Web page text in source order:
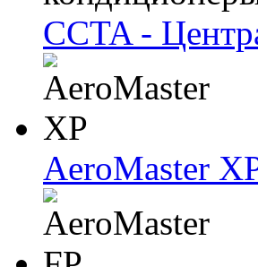
CCTA -
AeroMaster